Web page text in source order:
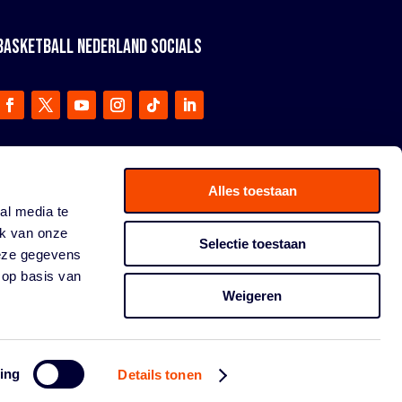
media te
van onze
gegevens
basis van
Details tonen
Alles toestaan
Selectie toestaan
Weigeren
NEDERLAND SOCIALS